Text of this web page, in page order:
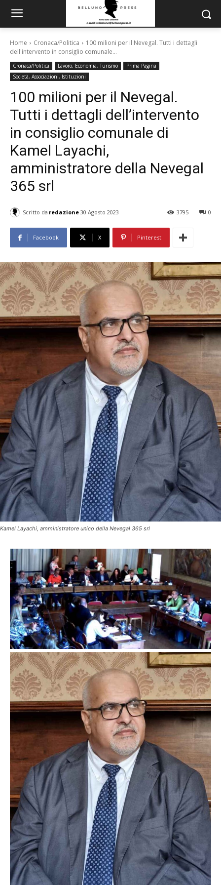
Home Cronaca/Politica
100 milioni per il Nevegal. Tutti i dettagli
dell'intervento in consiglio comunale...
Cronaca/Politica Lavoro, Economia, Turismo
Prima Pagina
Società, Associazioni, Istituzioni
100 milioni per il Nevegal.
Tutti i dettagli dell’intervento
in consiglio comunale di
Kamel Layachi,
amministratore della Nevegal
365 srl
Scritto da redazione 30 Agosto 2023 0
3795
Facebook X Pinterest
Kamel Layachi, amministratore unico della Nevegal 365 srl